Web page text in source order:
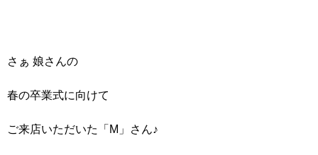
さぁ 娘さんの
春の卒業式に向けて
ご来店いただいた「M」さん♪